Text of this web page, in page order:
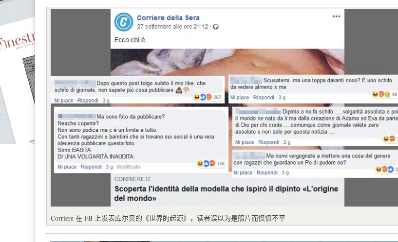
Corriere 在 FB 上发表库尔贝的《世界的起源》，读者误以为是照片而愤愤不平